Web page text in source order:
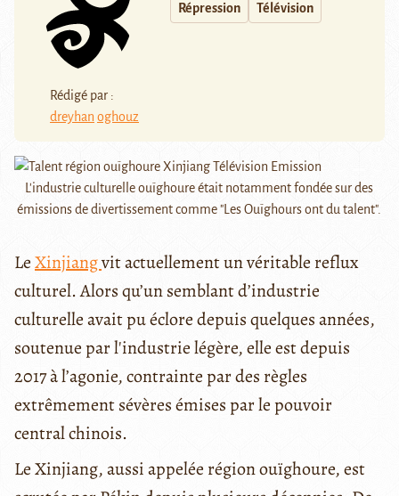
Rédigé par :
dreyhan oghouz
Répression Télévision
L'industrie culturelle ouïghoure était notamment fondée sur des
émissions de divertissement comme "Les Ouïghours ont du talent".
LeXinjiangvit actuellement un véritable reflux
culturel. Alors qu’un semblant d’industrie
culturelle avait pu éclore depuis quelques années,
soutenue par l'industrie légère, elle est depuis
2017 à l’agonie, contrainte par des règles
extrêmement sévères émises par le pouvoir
central chinois.
Le Xinjiang, aussi appelée région ouïghoure, est